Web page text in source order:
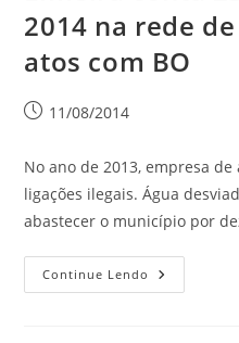
2014 na rede
atos com BO
11/08/2014
No ano de 2013, empresa
ligações ilegais. Água
abastecer o município por
Continue Lendo